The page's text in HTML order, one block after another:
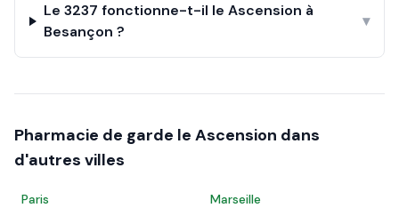
Le 3237 fonctionne-t-il le Ascension à
Besançon ?
▾
Pharmacie de garde le Ascension dans
d'autres villes
Paris
Marseille